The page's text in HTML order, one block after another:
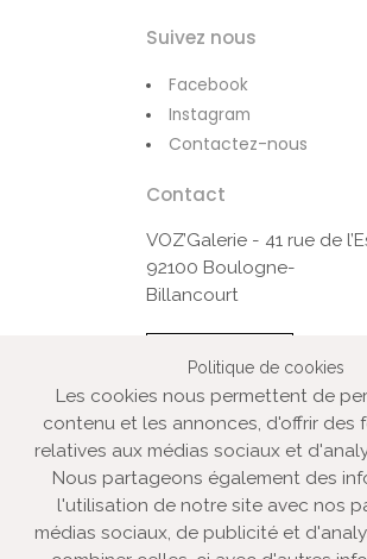
Suivez nous
Facebook
Instagram
Contactez-nous
Contact
VOZ’Galerie - 41 rue de
92100 Boulogne-
Billancourt
Contactez-nous
© VOZ‘Galerie 2022
VOZ‘Galerie
VOZ‘Image
Mentions légales
Politique de cookies
Les cookies nous permettent de
contenu et les annonces, d'offrir des
relatives aux médias sociaux et
Nous partageons également des
l'utilisation de notre site avec nos
médias sociaux, de publicité et